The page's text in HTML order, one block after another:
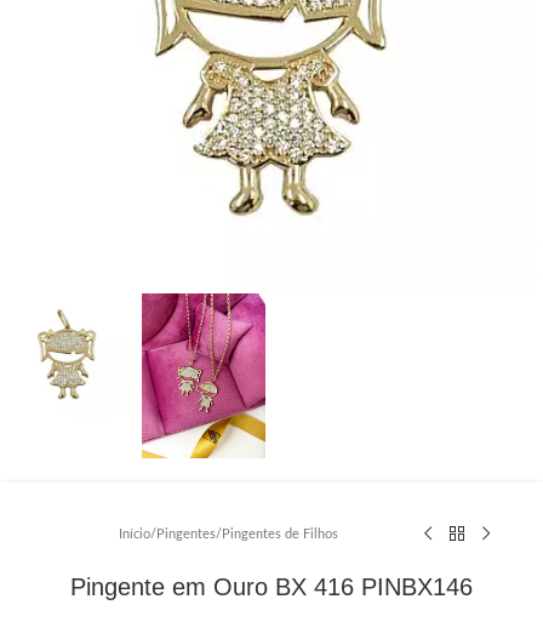
Início/ Pingentes/ Pingentes de Filhos
Pingente em Ouro BX 416 PINBX146